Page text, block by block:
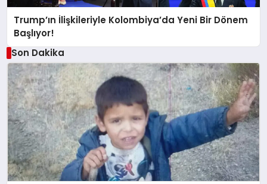
Trump’ın İlişkileriyle Kolombiya’da Yeni Bir Dönem
Başlıyor!
Son Dakika